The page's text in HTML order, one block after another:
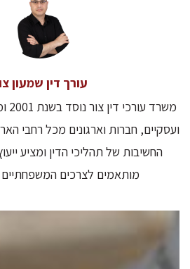
עורך דין שמעון
ועסקיים, חברות וארגונים מכל רחבי
החשיבות של תהליכי הדין ומציע
מותאמים לצרכים